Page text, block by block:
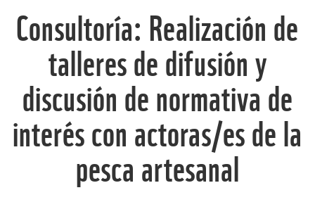
Consultoría: Realización de
talleres de difusión y
discusión de normativa de
interés con actoras/es de la
pesca artesanal